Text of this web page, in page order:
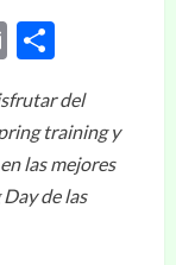
Email
del
training y
las mejores
de las